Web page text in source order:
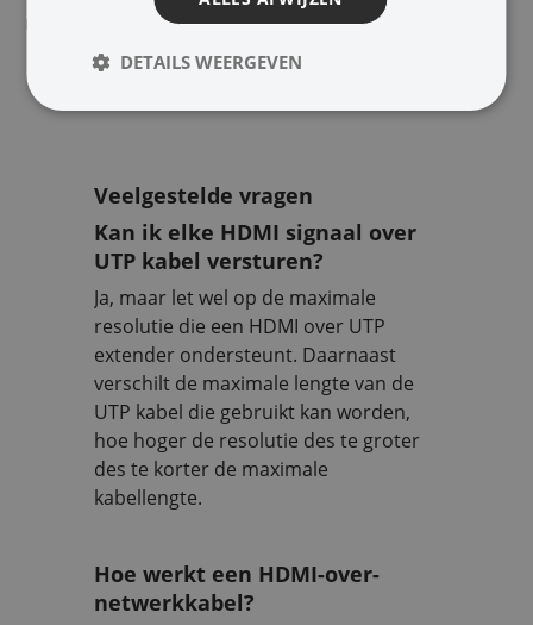
mogelijkheden.
Veelgestelde vragen
Kan ik elke HDMI signaal over
UTP kabel versturen?
Ja, maar let wel op de maximale
resolutie die een HDMI over UTP
extender ondersteunt. Daarnaast
verschilt de maximale lengte van de
UTP kabel die gebruikt kan worden,
hoe hoger de resolutie des te groter
des te korter de maximale
kabellengte.
Hoe werkt een HDMI-over-
netwerkkabel?
DETAILS WEERGEVEN